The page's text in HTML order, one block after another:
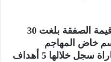
وقالت تقارير صحفية أن قيمة الصفقة بلغت 30
خاض المهاجم
البرازيلي مع بنفيكا 24 مباراة سجل خلالها 5 أهداف